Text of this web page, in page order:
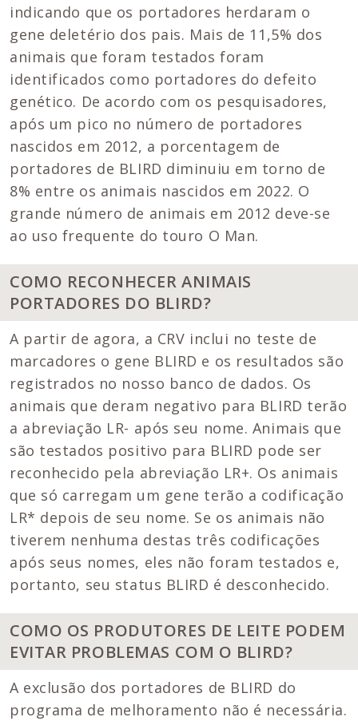
indicando que os portadores herdaram o
gene deletério dos pais. Mais de 11,5% dos
animais que foram testados foram
identificados como portadores do defeito
genético. De acordo com os pesquisadores,
após um pico no número de portadores
nascidos em 2012, a porcentagem de
portadores de BLIRD diminuiu em torno de
8% entre os animais nascidos em 2022. O
grande número de animais em 2012 deve-se
ao uso frequente do touro O Man.
COMO RECONHECER ANIMAIS
PORTADORES DO BLIRD?
A partir de agora, a CRV inclui no teste de
marcadores o gene BLIRD e os resultados são
registrados no nosso banco de dados. Os
animais que deram negativo para BLIRD terão
a abreviação LR- após seu nome. Animais que
são testados positivo para BLIRD pode ser
reconhecido pela abreviação LR+. Os animais
que só carregam um gene terão a codificação
LR* depois de seu nome. Se os animais não
tiverem nenhuma destas três codificações
após seus nomes, eles não foram testados e,
portanto, seu status BLIRD é desconhecido.
COMO OS PRODUTORES DE LEITE PODEM
EVITAR PROBLEMAS COM O BLIRD?
A exclusão dos portadores de BLIRD do
programa de melhoramento não é necessária.